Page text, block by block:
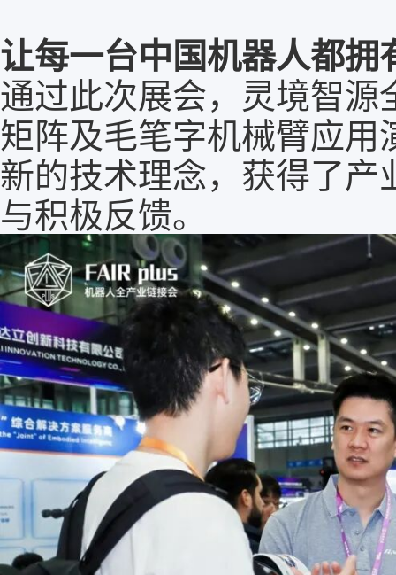
让每一台中国机器人都拥
通过此次展会，灵境智
矩阵及毛笔字机械臂应
新的技术理念，获得了
与积极反馈。